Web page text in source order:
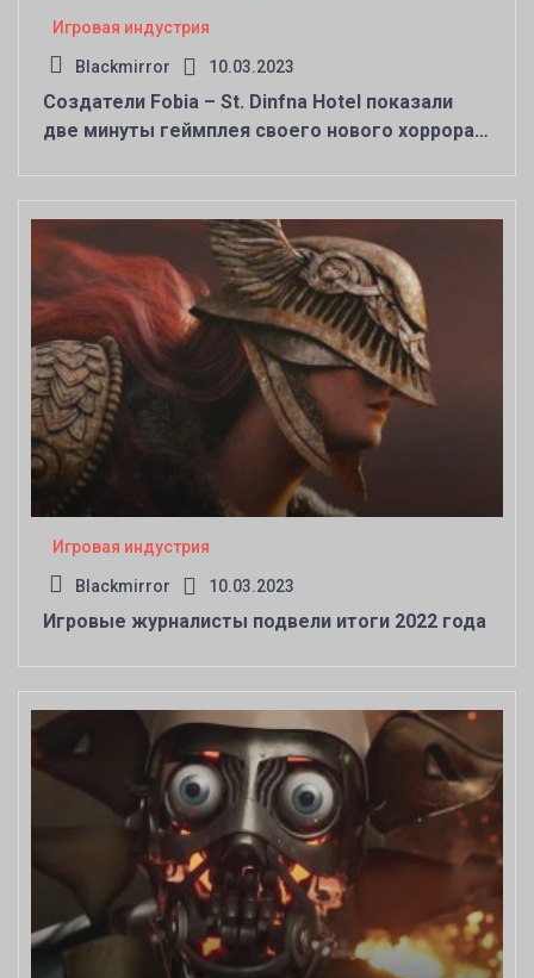
Игровая индустрия
Blackmirror 10.03.2023
Создатели Fobia – St. Dinfna Hotel показали
две минуты геймплея своего нового хоррора
Игровая индустрия
Blackmirror 10.03.2023
Игровые журналисты подвели итоги 2022 года